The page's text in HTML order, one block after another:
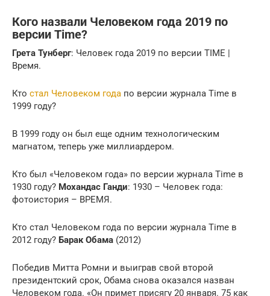
Кого назвали Человеком года 2019 по
версии Time?
Грета Тунберг: Человек года 2019 по версии TIME |
Время.
Кто стал Человеком года по версии журнала Time в
1999 году?
В 1999 году он был еще одним технологическим
магнатом, теперь уже миллиардером.
Кто был «Человеком года» по версии журнала Time в
1930 году? Мохандас Ганди: 1930 – Человек года:
фотоистория – ВРЕМЯ.
Кто стал Человеком года по версии журнала Time в
2012 году? Барак Обама (2012)
Победив Митта Ромни и выиграв свой второй
президентский срок, Обама снова оказался назван
Человеком года. «Он примет присягу 20 января. 75 как